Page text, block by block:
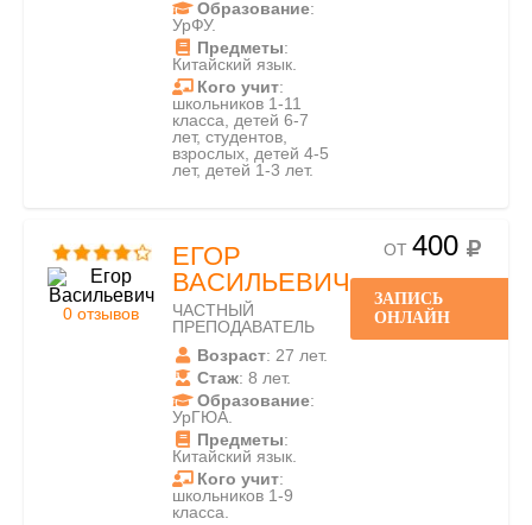
Образование:
УрФУ.
Предметы:
Китайский язык.
Кого учит:
школьников 1-11
класса, детей 6-7
лет, студентов,
взрослых, детей 4-5
лет, детей 1-3 лет.
0 отзывов
ЕГОР
ВАСИЛЬЕВИЧ
ЧАСТНЫЙ
ПРЕПОДАВАТЕЛЬ
Возраст: 27 лет.
Стаж: 8 лет.
Образование:
УрГЮА.
Предметы:
Китайский язык.
Кого учит:
школьников 1-9
класса.
ОТ 400
ЗАПИСЬ
ОНЛАЙН